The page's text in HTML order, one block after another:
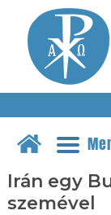
Irán egy
szemével